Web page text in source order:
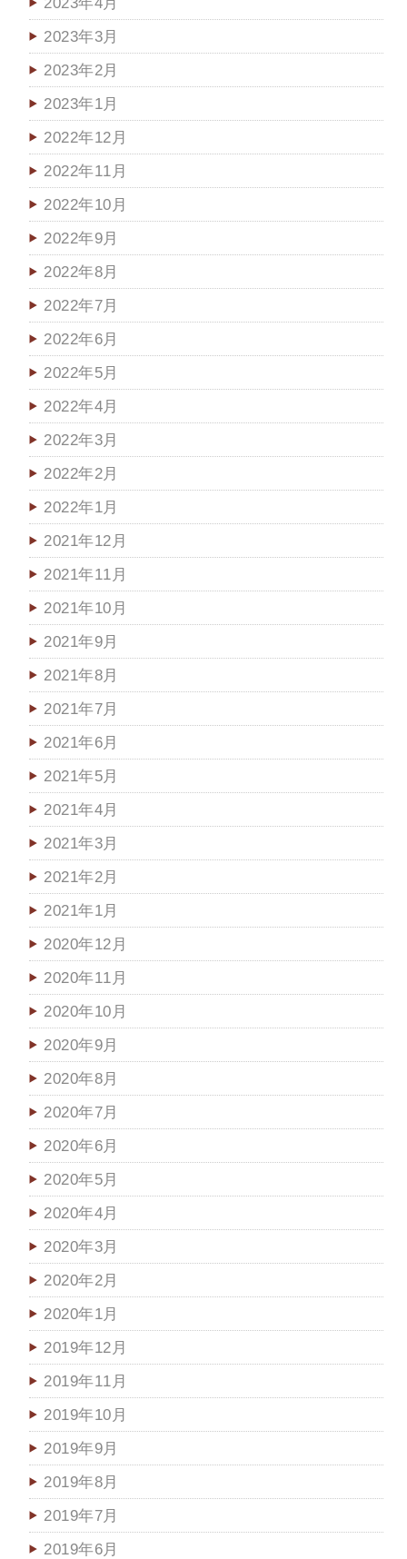
2023年3月
2023年2月
2023年1月
2022年12月
2022年11月
2022年10月
2022年9月
2022年8月
2022年7月
2022年6月
2022年5月
2022年4月
2022年3月
2022年2月
2022年1月
2021年12月
2021年11月
2021年10月
2021年9月
2021年8月
2021年7月
2021年6月
2021年5月
2021年4月
2021年3月
2021年2月
2021年1月
2020年12月
2020年11月
2020年10月
2020年9月
2020年8月
2020年7月
2020年6月
2020年5月
2020年4月
2020年3月
2020年2月
2020年1月
2019年12月
2019年11月
2019年10月
2019年9月
2019年8月
2019年7月
2019年6月